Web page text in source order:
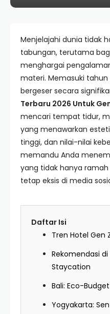
Menjelajahi dunia tidak
tabungan, terutama
menghargai
materi. Memasuki
bergeser secara
Terbaru 2026 Untuk
mencari tempat tidur,
yang menawarkan
tinggi, dan nilai-nilai
memandu Anda
yang tidak hanya
tetap eksis di media
Daftar Isi
Tren Hotel Gen
Rekomendasi
Staycation
Bali: Eco-
Yogyakarta: